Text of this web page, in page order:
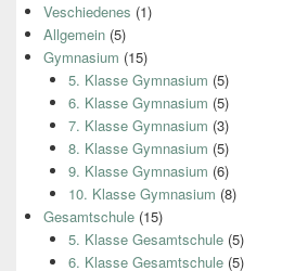
Veschiedenes (1)
Allgemein (5)
Gymnasium (15)
5. Klasse Gymnasium (5)
6. Klasse Gymnasium (5)
7. Klasse Gymnasium (3)
8. Klasse Gymnasium (5)
9. Klasse Gymnasium (6)
10. Klasse Gymnasium (8)
Gesamtschule (15)
5. Klasse Gesamtschule(5)
6. Klasse Gesamtschule(5)